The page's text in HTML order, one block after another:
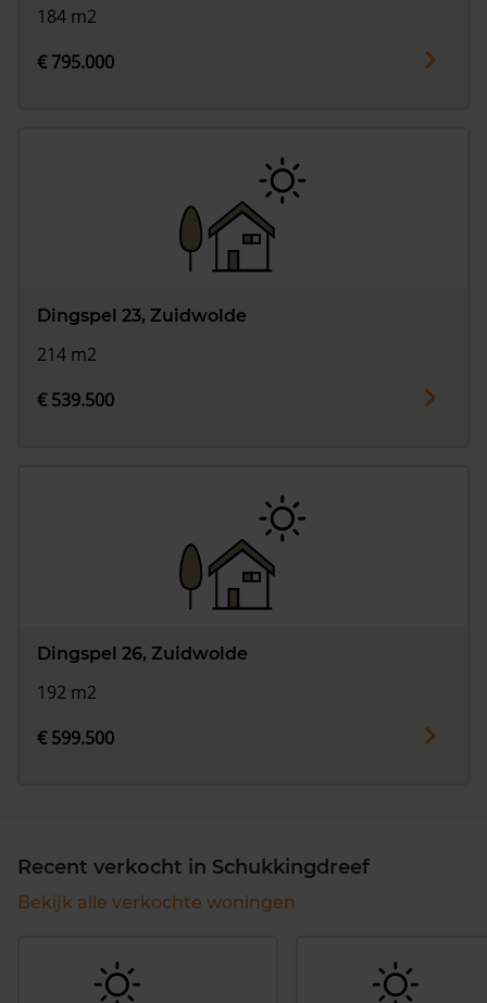
184 m2
€ 795.000
Dingspel 23, Zuidwolde
214 m2
€ 539.500
Dingspel 26, Zuidwolde
192 m2
€ 599.500
Recent verkocht in Schukkingdreef
Bekijk alle verkochte woningen